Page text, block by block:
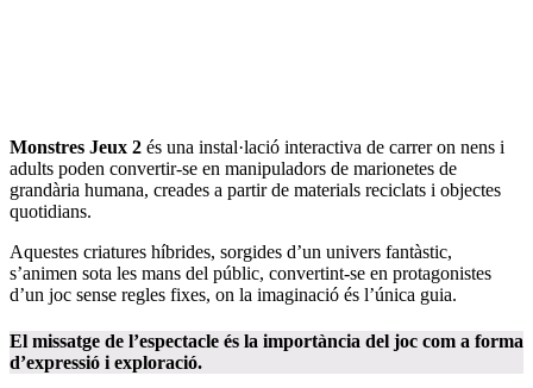
Monstres Jeux 2 és una instal·lació interactiva de carrer on nens i
adults poden convertir-se en manipuladors de marionetes de
grandària humana, creades a partir de materials reciclats i objectes
quotidians.
Aquestes criatures híbrides, sorgides d’un univers fantàstic,
s’animen sota les mans del públic, convertint-se en protagonistes
d’un joc sense regles fixes, on la imaginació és l’única guia.
El missatge de l’espectacle és la importància del joc com a forma
d’expressió i exploració.